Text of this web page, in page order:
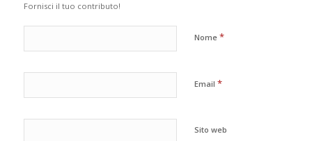
Fornisci il tuo contributo!
Nome *
Email *
Sito web